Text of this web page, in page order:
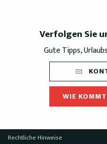
Verfolgen Sie
Gute Tipps,
WIE
Rechtliche Hinweise